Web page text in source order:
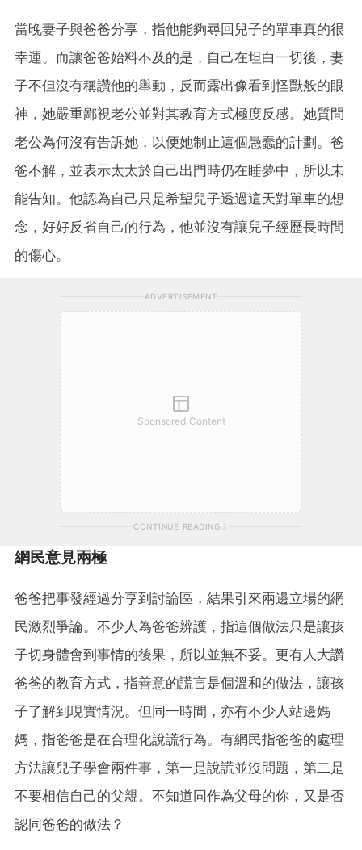
當晚妻子與爸爸分享，指他能夠尋回兒子的單車真的很
幸運。而讓爸爸始料不及的是，自己在坦白一切後，妻
子不但沒有稱讚他的舉動，反而露出像看到怪獸般的眼
神，她嚴重鄙視老公並對其教育方式極度反感。她質問
老公為何沒有告訴她，以便她制止這個愚蠢的計劃。爸
爸不解，並表示太太於自己出門時仍在睡夢中，所以未
能告知。他認為自己只是希望兒子透過這天對單車的想
念，好好反省自己的行為，他並沒有讓兒子經歷長時間
的傷心。
ADVERTISEMENT
Sponsored Content
CONTINUE READING
網民意見兩極
爸爸把事發經過分享到討論區，結果引來兩邊立場的網
民激烈爭論。不少人為爸爸辨護，指這個做法只是讓孩
子切身體會到事情的後果，所以並無不妥。更有人大讚
爸爸的教育方式，指善意的謊言是個溫和的做法，讓孩
子了解到現實情況。但同一時間，亦有不少人站邊媽
媽，指爸爸是在合理化說謊行為。有網民指爸爸的處理
方法讓兒子學會兩件事，第一是說謊並沒問題，第二是
不要相信自己的父親。不知道同作為父母的你，又是否
認同爸爸的做法？